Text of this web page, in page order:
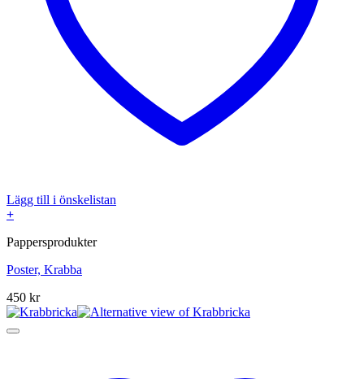
Lägg till i önskelistan
+
Pappersprodukter
Poster, Krabba
450 kr